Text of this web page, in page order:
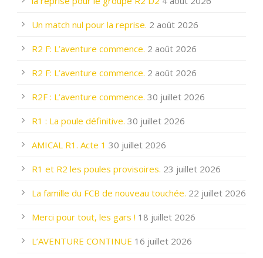
Un match nul pour la reprise. 2 août 2026
R2 F: L’aventure commence. 2 août 2026
R2 F: L’aventure commence. 2 août 2026
R2F : L’aventure commence. 30 juillet 2026
R1 : La poule définitive. 30 juillet 2026
AMICAL R1. Acte 1 30 juillet 2026
R1 et R2 les poules provisoires. 23 juillet 2026
La famille du FCB de nouveau touchée. 22 juillet 2026
Merci pour tout, les gars ! 18 juillet 2026
L’AVENTURE CONTINUE 16 juillet 2026